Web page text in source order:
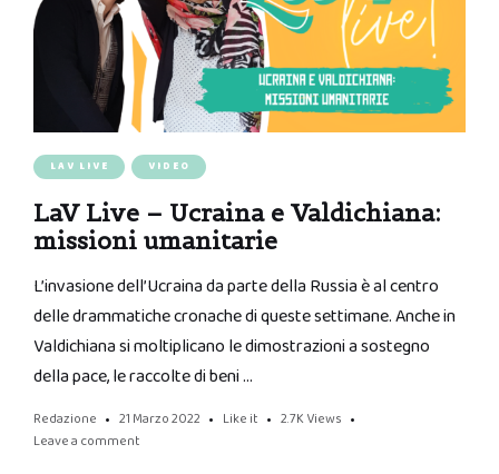
LAV LIVE VIDEO
LaV Live – Ucraina e Valdichiana:
missioni umanitarie
L’invasione dell’Ucraina da parte della Russia è al centro
delle drammatiche cronache di queste settimane. Anche in
Valdichiana si moltiplicano le dimostrazioni a sostegno
della pace, le raccolte di beni …
Redazione 21 Marzo 2022 Like it 2.7K Views
Leave a comment